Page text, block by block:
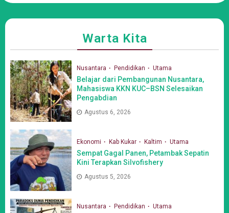
Warta Kita
Nusantara Pendidikan Utama
Belajar dari Pembangunan Nusantara,
Mahasiswa KKN KUC–BSN Selesaikan
Pengabdian
Agustus 6, 2026
Ekonomi Kab Kukar Kaltim Utama
Sempat Gagal Panen, Petambak Sepatin
Kini Terapkan Silvofishery
Agustus 5, 2026
Nusantara Pendidikan Utama